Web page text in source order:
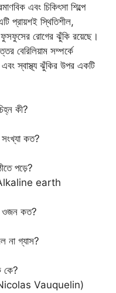
এবং চিকিৎসা শিল্পে
প্রায়শই স্থিতিশীল,
ফুসফুসের রোগের ঝুঁকি রয়েছে।
বেরিলিয়াম সম্পর্কে
এবং স্বাস্থ্য ঝুঁকির উপর একটি
কী?
সংখ্যা কত?
পড়ে?
earth
ওজন কত?
না গ্যাস?
কে?
Vauquelin)